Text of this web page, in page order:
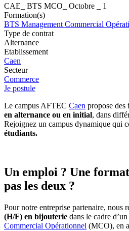
CAE_ BTS MCO_ Octobre _ 1
Formation(s)
BTS Management Commercial
Type de contrat
Alternance
Etablissement
Caen
Secteur
Commerce
Je postule
Le campus AFTEC Caen propose des
en alternance ou en initial, dans
Rejoignez un campus dynamique qui
étudiants.
Un emploi ? Une
pas les deux ?
Pour notre entreprise partenaire, nous
(H/F) en bijouterie dans le cadre
Commercial Opérationnel (MCO), en